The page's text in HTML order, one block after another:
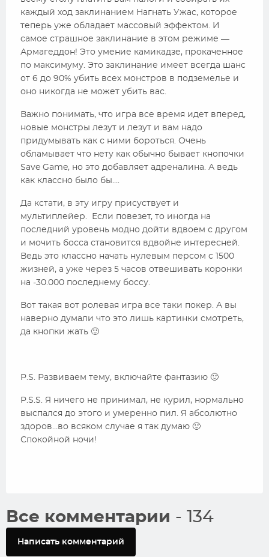
каждый ход заклинанием Нагнать Ужас, которое
теперь уже обладает массовый эффектом. И
самое страшное заклинание в этом режиме —
Армагеддон! Это умение камикадзе, прокаченное
по максимуму. Это заклинание имеет всегда шанс
от 6 до 90% убить всех монстров в подземелье и
оно никогда не может убить вас.
Важно понимать, что игра все время идет вперед,
новые монстры лезут и лезут и вам надо
придумывать как с ними бороться. Очень
обламывает что нету как обычно бывает кнопочки
Save Game, но это добавляет адреналина. А ведь
как классно было бы….
Да кстати, в эту игру присуствует и
мультиплейер. Если повезет, то иногда на
последний уровень модно дойти вдвоем с другом
и мочить босса становится вдвойне интересней.
Ведь это классно начать нулевым персом с 1500
жизней, а уже через 5 часов отвешивать коронки
на -30.000 последнему боссу.
Вот такая вот ролевая игра все таки покер. А вы
наверно думали что это лишь картинки смотреть,
да кнопки жать 🙂
P.S. Развиваем тему, включайте фантазию 🙂
P.S.S. Я ничего не принимал, не курил, нормально
выспался до этого и умеренно пил. Я абсолютно
здоров…во всяком случае я так думаю 🙂
Спокойной ночи!
Все комментарии - 134
Написать комментарий